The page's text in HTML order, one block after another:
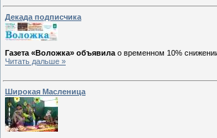
Декада подписчика
Газета «Воложка» объявила о временном 10%
Читать дальше »
Широкая Масленица